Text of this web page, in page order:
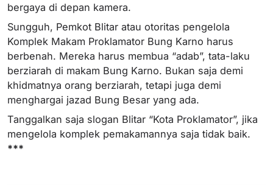
bergaya di depan kamera.
Sungguh, Pemkot Blitar atau otoritas pengelola
Komplek Makam Proklamator Bung Karno harus
berbenah. Mereka harus membua “adab”, tata-laku
berziarah di makam Bung Karno. Bukan saja demi
khidmatnya orang berziarah, tetapi juga demi
menghargai jazad Bung Besar yang ada.
Tanggalkan saja slogan Blitar “Kota Proklamator”, jika
mengelola komplek pemakamannya saja tidak baik.
***